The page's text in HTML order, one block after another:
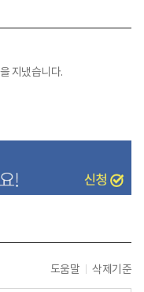
지냈습니다.
도움말 삭제기준